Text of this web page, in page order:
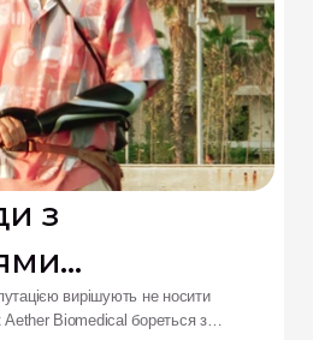
з
від
вирішують не носити
Aether Biomedical бореться з